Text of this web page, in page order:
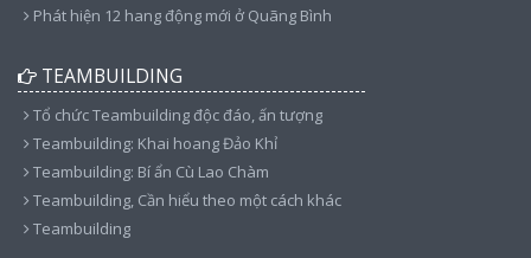
Phát hiện 12 hang động mới ở Quãng Bình
TEAMBUILDING
Tổ chức Teambuilding độc đáo, ấn tượng
Teambuilding: Khai hoang Đảo Khỉ
Teambuilding: Bí ẩn Cù Lao Chàm
Teambuilding, Cần hiểu theo một cách khác
Teambuilding